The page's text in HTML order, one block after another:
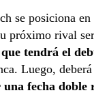
se posiciona
próximo rival
tendrá el
Luego,
una fecha